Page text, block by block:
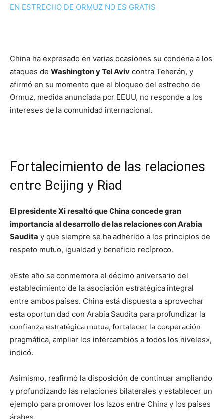
EN ESTRECHO DE ORMUZ NO ES GRATIS
China ha expresado en varias ocasiones su condena a los
ataques de Washington y Tel Aviv contra Teherán, y
afirmó en su momento que el bloqueo del estrecho de
Ormuz, medida anunciada por EEUU, no responde a los
intereses de la comunidad internacional.
Fortalecimiento de las relaciones
entre Beijing y Riad
El presidente Xi resaltó que China concede gran
importancia al desarrollo de las relaciones con Arabia
Saudita y que siempre se ha adherido a los principios de
respeto mutuo, igualdad y beneficio recíproco.
«Este año se conmemora el décimo aniversario del
establecimiento de la asociación estratégica integral
entre ambos países. China está dispuesta a aprovechar
esta oportunidad con Arabia Saudita para profundizar la
confianza estratégica mutua, fortalecer la cooperación
pragmática, ampliar los intercambios a todos los niveles»,
indicó.
Asimismo, reafirmó la disposición de continuar ampliando
y profundizando las relaciones bilaterales y establecer un
ejemplo para promover los lazos entre China y los países
árabes.